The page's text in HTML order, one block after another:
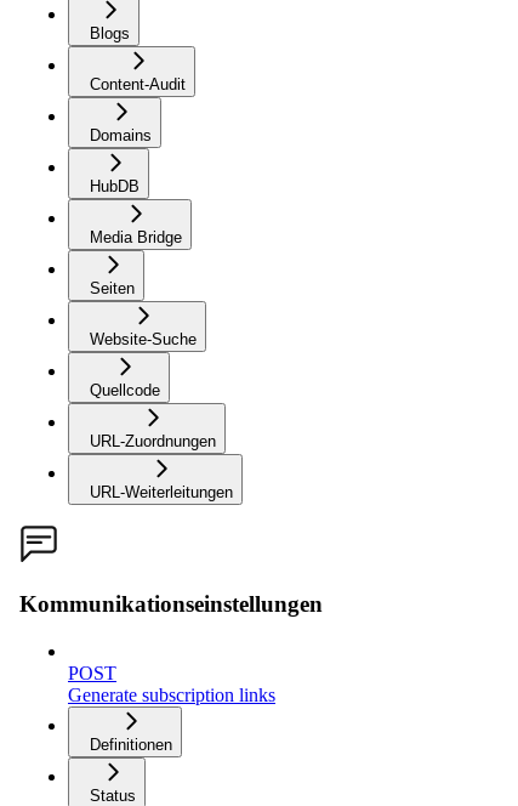
Blogs
Content-Audit
Domains
HubDB
Media Bridge
Seiten
Website-Suche
Quellcode
URL-Zuordnungen
URL-Weiterleitungen
Kommunikationseinstellungen
POST
Generate subscription links
Definitionen
Status